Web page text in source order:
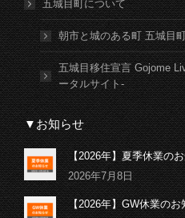
五城目町について
朝市と城のある町 五城目
五城目移住宣言 Gojome
ータルサイト-
▼お知らせ
【2026年】夏季休業の
2026年7月8日
【2026年】GW休業のお